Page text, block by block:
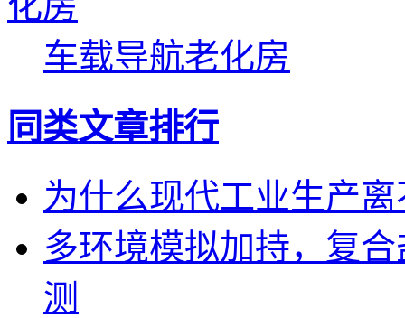
车载导航老化房
同类文章排行
为什么现代工业生产
多环境模拟加持，复
测